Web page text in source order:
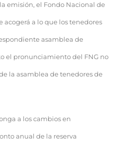
emisión, el Fondo Nacional de
acogerá a lo que los tenedores
asamblea de
el pronunciamiento del FNG no
la asamblea de tenedores de
a los cambios en
anual de la reserva